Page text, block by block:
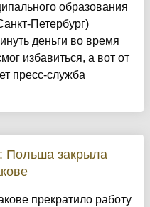
образования
Петербург)
деньги во время
избавиться, а вот от
пресс-служба
Польша закрыла
прекратило работу